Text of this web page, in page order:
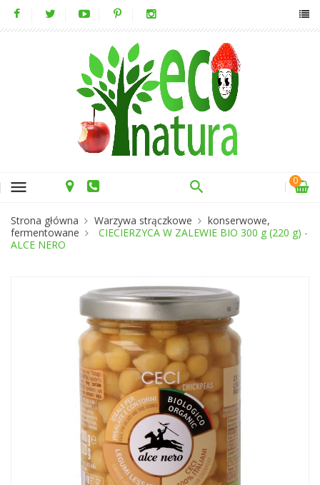
menu 0
Strona główna Warzywa strączkowe
konserwowe,
fermentowane
CIECIERZYCA W ZALEWIE BIO 300 g (220 g) -
ALCE NERO